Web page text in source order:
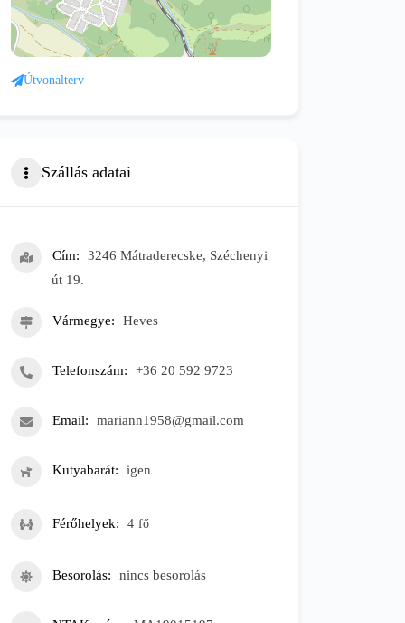
Útvonalterv
Szállás adatai
Cím
3246 Mátraderecske, Széchenyi
út 19.
Vármegye Heves
Telefonszám +36 20 592 9723
Email mariann1958@gmail.com
Kutyabarát igen
Férőhelyek 4 fő
Besorolás nincs besorolás